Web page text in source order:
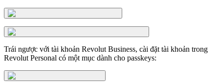
Trái ngược với tài khoản Revolut Business, cài đặt tài khoản trong
Revolut Personal có một mục dành cho passkeys: